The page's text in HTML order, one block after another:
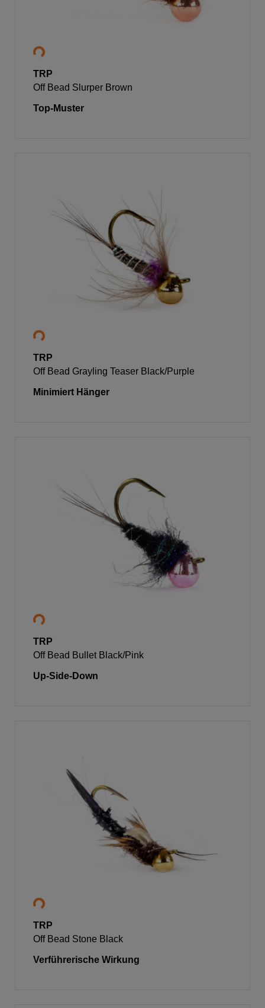
TRP
Off Bead Slurper Brown
Top-Muster
TRP
Off Bead Grayling Teaser Black/Purple
Minimiert Hänger
TRP
Off Bead Bullet Black/Pink
Up-Side-Down
TRP
Off Bead Stone Black
Verführerische Wirkung